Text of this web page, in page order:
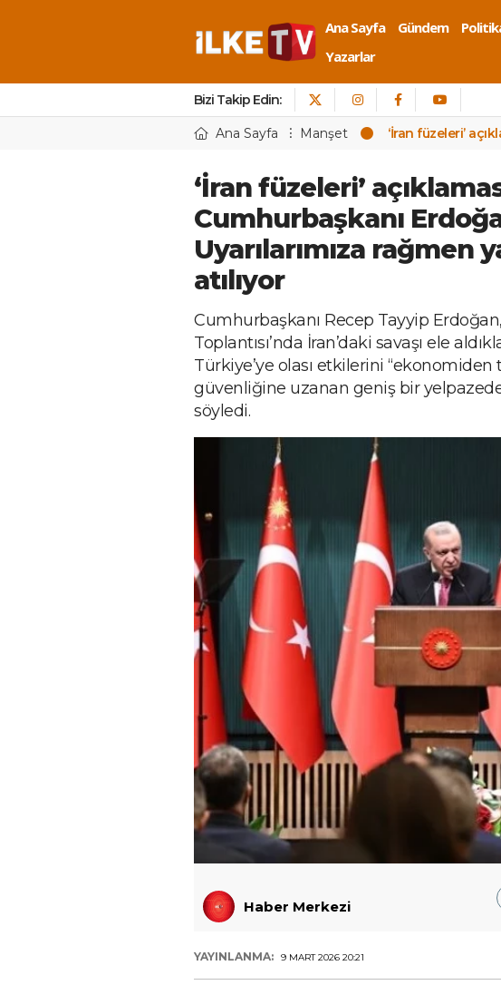
Ana Sayfa Gündem
Yazarlar
Bizi Takip Edin:
Ana Sayfa Manşet ‘İran füzeleri’
‘İran füzeleri’
Cumhurbaşkanı
Uyarılarımıza rağmen
atılıyor
Cumhurbaşkanı Recep Tayyip
Toplantısı’nda İran’daki savaşı ele
Türkiye’ye olası etkilerini “ekonomiden
güvenliğine uzanan geniş bir
söyledi.
Haber Merkezi
YAYINLANMA: 9 MART 2026 20:21